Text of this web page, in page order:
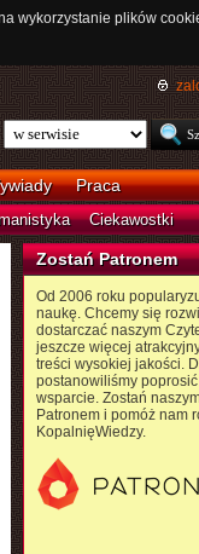
wykorzystanie plików
Praca
Ciekawostki
Zostań Patronem
Od 2006 roku
naukę. Chcemy się
dostarczać naszym
jeszcze więcej
treści wysokiej jakości.
postanowiliśmy
wsparcie. Zostań
Patronem i pomóż nam
KopalnięWiedzy.